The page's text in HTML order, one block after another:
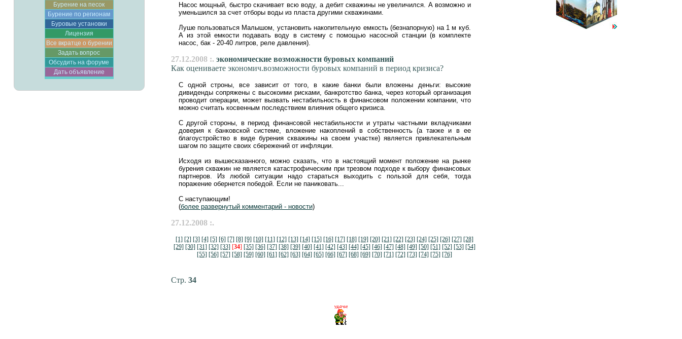
Бурение на песок
Бурение по регионам
Буровые установки
Лицензия
Все вкратце о бурении
Задать вопрос
Обсудить на форуме
Дать объявление
Насос мощный, быстро скачивает всю воду, а дебит скважины не увеличился. А возможно и
уменьшился за счет отборы воды из пласта другими скважинами.
Луше пользоваться Малышом, установить накопительную емкость (безнапорную) на 1 м куб.
А из этой емкости подавать воду в систему с помощью насосной станции (в комплекте
насос, бак - 20-40 литров, реле давления).
27.12.2008 :. экономические возможности буровых компаний
Как оцениваете экономич.возможности буровых компаний в период кризиса?
С одной строны, все зависит от того, в какие банки были вложены деньги: высокие
дивиденды сопряжены с высокоими рисками, банкротство банка, через который организация
проводит операции, может вызвать нестабильность в финансовом положении компании, что
можно считать косвенным последствием влияния общего кризиса.
С другой стороны, в период финансовой нестабильности и утраты частными вкладчиками
доверия к банковской системе, вложение накоплений в собственность (а также и в ее
благоустройство в виде бурения скважины на своем участке) является привлекательным
шагом по защите своих сбережений от инфляции.
Исходя из вышесказанного, можно сказать, что в настоящий момент положение на рынке
бурения скважин не является катастрофическим при трезвом подходе к выбору финансовых
партнеров. Из любой ситуации надо стараться выходить с пользой для себя, тогда
поражение обернется победой. Если не паниковать...
С наступающим!
(более развернутый комментарий - новости)
27.12.2008 :.
[1] [2] [3] [4] [5] [6] [7] [8] [9] [10] [11] [12] [13] [14] [15] [16] [17] [18] [19] [20] [21] [22] [23] [24] [25] [26] [27] [28]
[29] [30] [31] [32] [33] [34] [35] [36] [37] [38] [39] [40] [41] [42] [43] [44] [45] [46] [47] [48] [49] [50] [51] [52] [53] [54]
[55] [56] [57] [58] [59] [60] [61] [62] [63] [64] [65] [66] [67] [68] [69] [70] [71] [72] [73] [74] [75] [76]
Стр. 34